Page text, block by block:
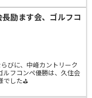
励ます会、ゴルフコ
びに、中峰カントリーク
ルフコンペ優勝は、久住会
でした⛳️